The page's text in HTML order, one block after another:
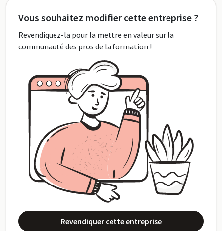
Vous souhaitez modifier cette entreprise ?
Revendiquez-la pour la mettre en valeur sur la
communauté des pros de la formation !
Revendiquer cette entreprise